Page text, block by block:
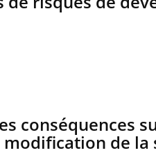
conséquences
de la
ce qui la rend patients